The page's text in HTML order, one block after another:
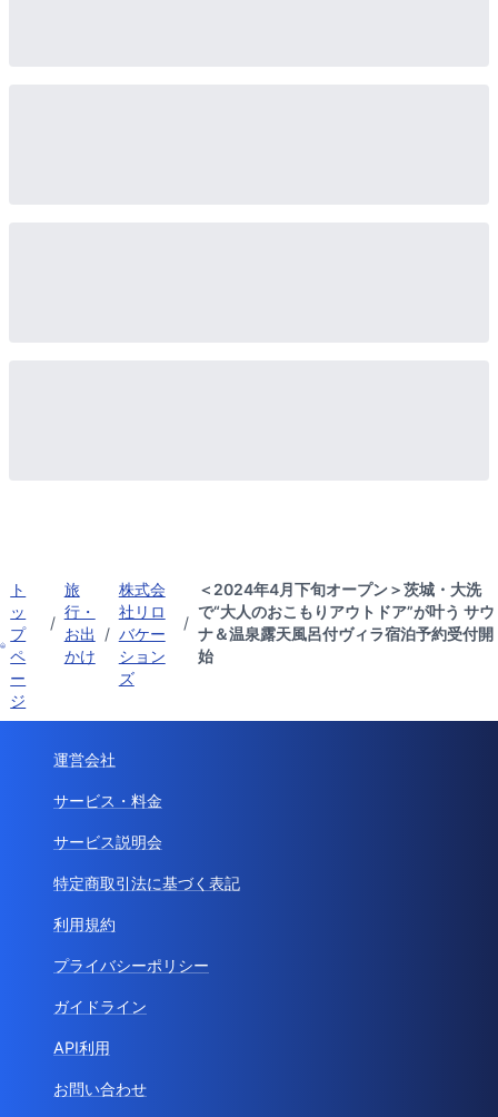
ト
ッ
プ
ペ
ー
ジ
/
旅
行・
お出
かけ
/
株式会
社リロ
バケー
ション
ズ
/
＜2024年4月下旬オープン＞茨城・大洗
で“大人のおこもりアウトドア”が叶う サウ
ナ＆温泉露天風呂付ヴィラ宿泊予約受付開
始
運営会社
サービス・料金
サービス説明会
特定商取引法に基づく表記
利用規約
プライバシーポリシー
ガイドライン
API利用
お問い合わせ